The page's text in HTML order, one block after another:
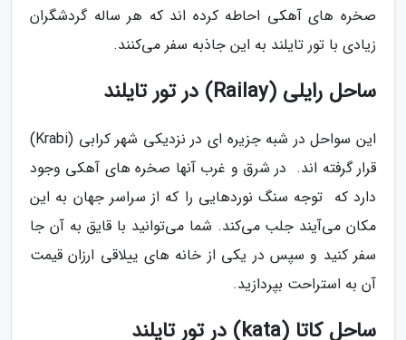
صخره های آهکی احاطه کرده اند که هر ساله گردشگران
زیادی با تور تایلند به این جاذبه سفر می‌کنند.
ساحل رایلی (Railay) در تور تایلند
این سواحل در شبه جزیره ای در نزدیکی شهر کرابی (Krabi)
قرار گرفته اند. در شرق و غرب آنها صخره های آهکی وجود
دارد که توجه سنگ نوردهایی را که از سراسر جهان به این
مکان می‌آیند جلب می‌کند. شما می‌توانید با قایق به آن جا
سفر کنید و سپس در یکی از خانه های ییلاقی ارزان قیمت
آن به استراحت بپردازید.
ساحل کاتا (kata) در تور تایلند